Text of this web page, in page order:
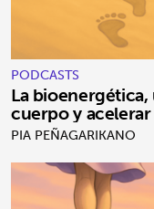
PODCASTS
La
cuerpo y
PIA PEÑAGARIKANO